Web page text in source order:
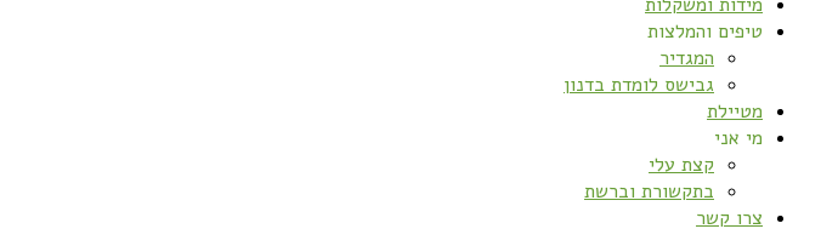
טיפים והמלצות
המגדיר
גבישס לומדת בדנון
מטיילת
מי אני
קצת עלי
בתקשורת וברשת
צרו קשר